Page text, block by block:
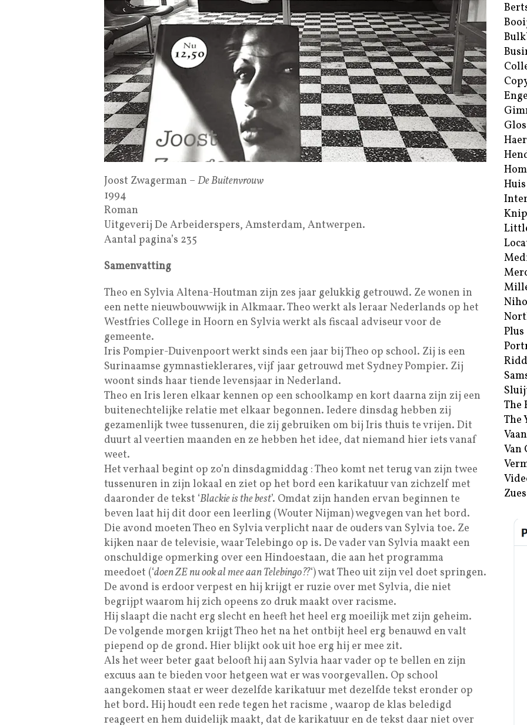
Joost Zwagerman – De Buitenvrouw
1994
Roman
Uitgeverij De Arbeiderspers, Amsterdam, Antwerpen.
Aantal pagina’s 235
Samenvatting
Theo en Sylvia Altena-Houtman zijn zes jaar gelukkig getrouwd. Ze wonen in
een nette nieuwbouwwijk in Alkmaar. Theo werkt als leraar Nederlands op het
Westfries College in Hoorn en Sylvia werkt als fiscaal adviseur voor de
gemeente.
Iris Pompier-Duivenpoort werkt sinds een jaar bij Theo op school. Zij is een
Surinaamse gymnastieklerares, vijf jaar getrouwd met Sydney Pompier. Zij
woont sinds haar tiende levensjaar in Nederland.
Theo en Iris leren elkaar kennen op een schoolkamp en kort daarna zijn zij een
buitenechtelijke relatie met elkaar begonnen. Iedere dinsdag hebben zij
gezamenlijk twee tussenuren, die zij gebruiken om bij Iris thuis te vrijen. Dit
duurt al veertien maanden en ze hebben het idee, dat niemand hier iets vanaf
weet.
Het verhaal begint op zo’n dinsdagmiddag : Theo komt net terug van zijn twee
tussenuren in zijn lokaal en ziet op het bord een karikatuur van zichzelf met
daaronder de tekst ‘Blackie is the best’. Omdat zijn handen ervan beginnen te
beven laat hij dit door een leerling (Wouter Nijman) wegvegen van het bord.
Die avond moeten Theo en Sylvia verplicht naar de ouders van Sylvia toe. Ze
kijken naar de televisie, waar Telebingo op is. De vader van Sylvia maakt een
onschuldige opmerking over een Hindoestaan, die aan het programma
meedoet (‘doen ZE nu ook al mee aan Telebingo??‘) wat Theo uit zijn vel doet springen.
De avond is erdoor verpest en hij krijgt er ruzie over met Sylvia, die niet
begrijpt waarom hij zich opeens zo druk maakt over racisme.
Hij slaapt die nacht erg slecht en heeft het heel erg moeilijk met zijn geheim.
De volgende morgen krijgt Theo het na het ontbijt heel erg benauwd en valt
piepend op de grond. Hier blijkt ook uit hoe erg hij er mee zit.
Als het weer beter gaat belooft hij aan Sylvia haar vader op te bellen en zijn
excuus aan te bieden voor hetgeen wat er was voorgevallen. Op school
aangekomen staat er weer dezelfde karikatuur met dezelfde tekst eronder op
het bord. Hij houdt een rede tegen het racisme , waarop de klas beledigd
reageert en hem duidelijk maakt, dat de karikatuur en de tekst daar niet over
Plus
The
The
Van